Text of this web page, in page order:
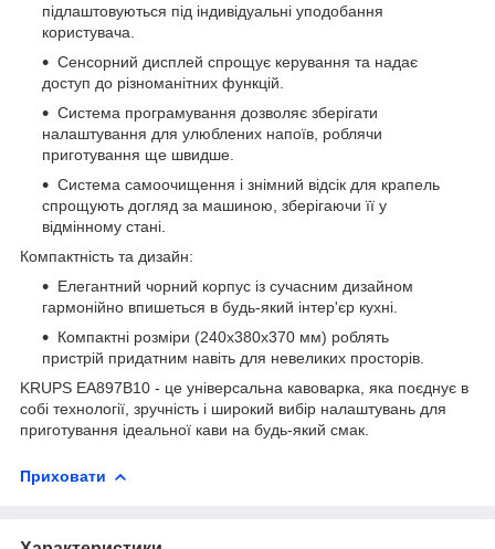
підлаштовуються під індивідуальні уподобання
користувача.
Сенсорний дисплей спрощує керування та надає
доступ до різноманітних функцій.
Система програмування дозволяє зберігати
налаштування для улюблених напоїв, роблячи
приготування ще швидше.
Система самоочищення і знімний відсік для крапель
спрощують догляд за машиною, зберігаючи її у
відмінному стані.
Компактність та дизайн:
Елегантний чорний корпус із сучасним дизайном
гармонійно впишеться в будь-який інтер'єр кухні.
Компактні розміри (240x380x370 мм) роблять
пристрій придатним навіть для невеликих просторів.
KRUPS EA897B10 - це універсальна кавоварка, яка поєднує в
собі технології, зручність і широкий вибір налаштувань для
приготування ідеальної кави на будь-який смак.
Приховати